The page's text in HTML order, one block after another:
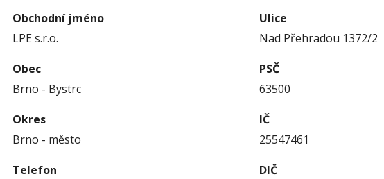
Obchodní jméno
LPE s.r.o.
Ulice
Nad Přehradou 1372/2
Obec
Brno - Bystrc
PSČ
63500
Okres
Brno - město
IČ
25547461
Telefon
DIČ